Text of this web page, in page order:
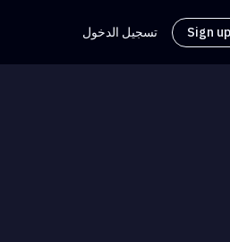
تسجيل الدخول Sign up